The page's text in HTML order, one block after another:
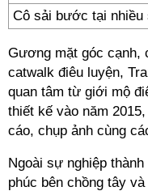
Cô sải bước tại
Gương mặt góc cạnh,
catwalk điêu luyện,
quan tâm từ giới mộ
thiết kế vào năm
cáo, chụp ảnh cùng
Ngoài sự nghiệp
phúc bên chồng tây